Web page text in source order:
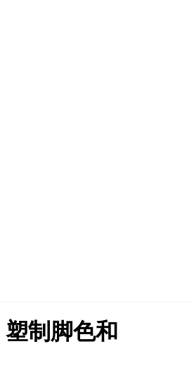
制脚色和